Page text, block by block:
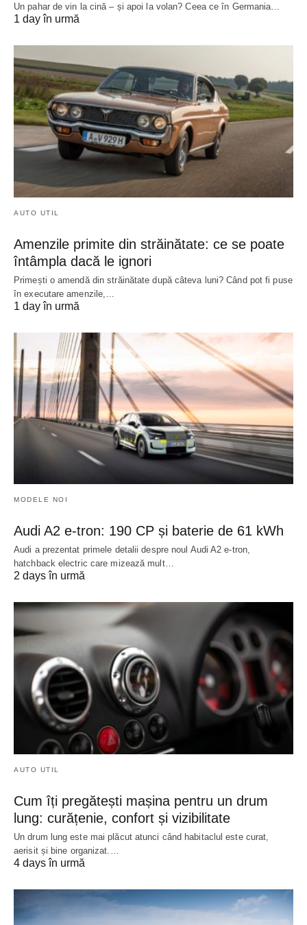
Un pahar de vin la cină – și apoi la volan? Ceea ce în Germania…
1 day în urmă
AUTO UTIL
Amenzile primite din străinătate: ce se poate
întâmpla dacă le ignori
Primești o amendă din străinătate după câteva luni? Când pot fi puse
în executare amenzile,…
1 day în urmă
MODELE NOI
Audi A2 e-tron: 190 CP și baterie de 61 kWh
Audi a prezentat primele detalii despre noul Audi A2 e-tron,
hatchback electric care mizează mult…
2 days în urmă
AUTO UTIL
Cum îți pregătești mașina pentru un drum
lung: curățenie, confort și vizibilitate
Un drum lung este mai plăcut atunci când habitaclul este curat,
aerisit și bine organizat.…
4 days în urmă